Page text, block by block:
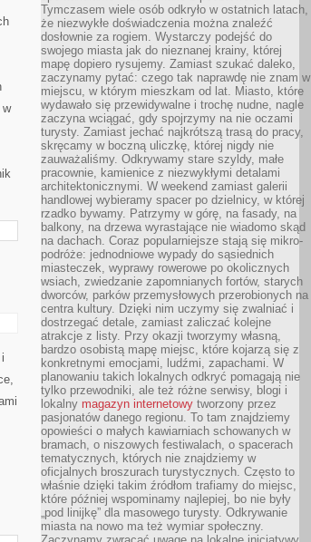
w
Tymczasem wiele osób odkryło w ostatnich latach,
że niezwykłe doświadczenia można znaleźć
dosłownie za rogiem. Wystarczy podejść do
swojego miasta jak do nieznanej krainy, której
mapę dopiero rysujemy. Zamiast szukać daleko,
zaczynamy pytać: czego tak naprawdę nie znam w
miejscu, w którym mieszkam od lat. Miasto, które
wydawało się przewidywalne i trochę nudne, nagle
zaczyna wciągać, gdy spojrzymy na nie oczami
turysty. Zamiast jechać najkrótszą trasą do pracy,
skręcamy w boczną uliczkę, której nigdy nie
zauważaliśmy. Odkrywamy stare szyldy, małe
pracownie, kamienice z niezwykłymi detalami
architektonicznymi. W weekend zamiast galerii
handlowej wybieramy spacer po dzielnicy, w której
rzadko bywamy. Patrzymy w górę, na fasady, na
balkony, na drzewa wyrastające nie wiadomo skąd
na dachach. Coraz popularniejsze stają się mikro-
podróże: jednodniowe wypady do sąsiednich
miasteczek, wyprawy rowerowe po okolicznych
wsiach, zwiedzanie zapomnianych fortów, starych
dworców, parków przemysłowych przerobionych na
centra kultury. Dzięki nim uczymy się zwalniać i
dostrzegać detale, zamiast zaliczać kolejne
atrakcje z listy. Przy okazji tworzymy własną,
bardzo osobistą mapę miejsc, które kojarzą się z
konkretnymi emocjami, ludźmi, zapachami. W
planowaniu takich lokalnych odkryć pomagają nie
tylko przewodniki, ale też różne serwisy, blogi i
lokalny magazyn internetowy tworzony przez
pasjonatów danego regionu. To tam znajdziemy
opowieści o małych kawiarniach schowanych w
bramach, o niszowych festiwalach, o spacerach
tematycznych, których nie znajdziemy w
oficjalnych broszurach turystycznych. Często to
właśnie dzięki takim źródłom trafiamy do miejsc,
które później wspominamy najlepiej, bo nie były
„pod linijkę” dla masowego turysty. Odkrywanie
miasta na nowo ma też wymiar społeczny.